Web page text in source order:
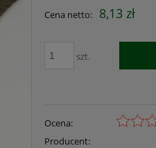
Cena netto: 8,13 zł
szt.
Ocena:
Producent: